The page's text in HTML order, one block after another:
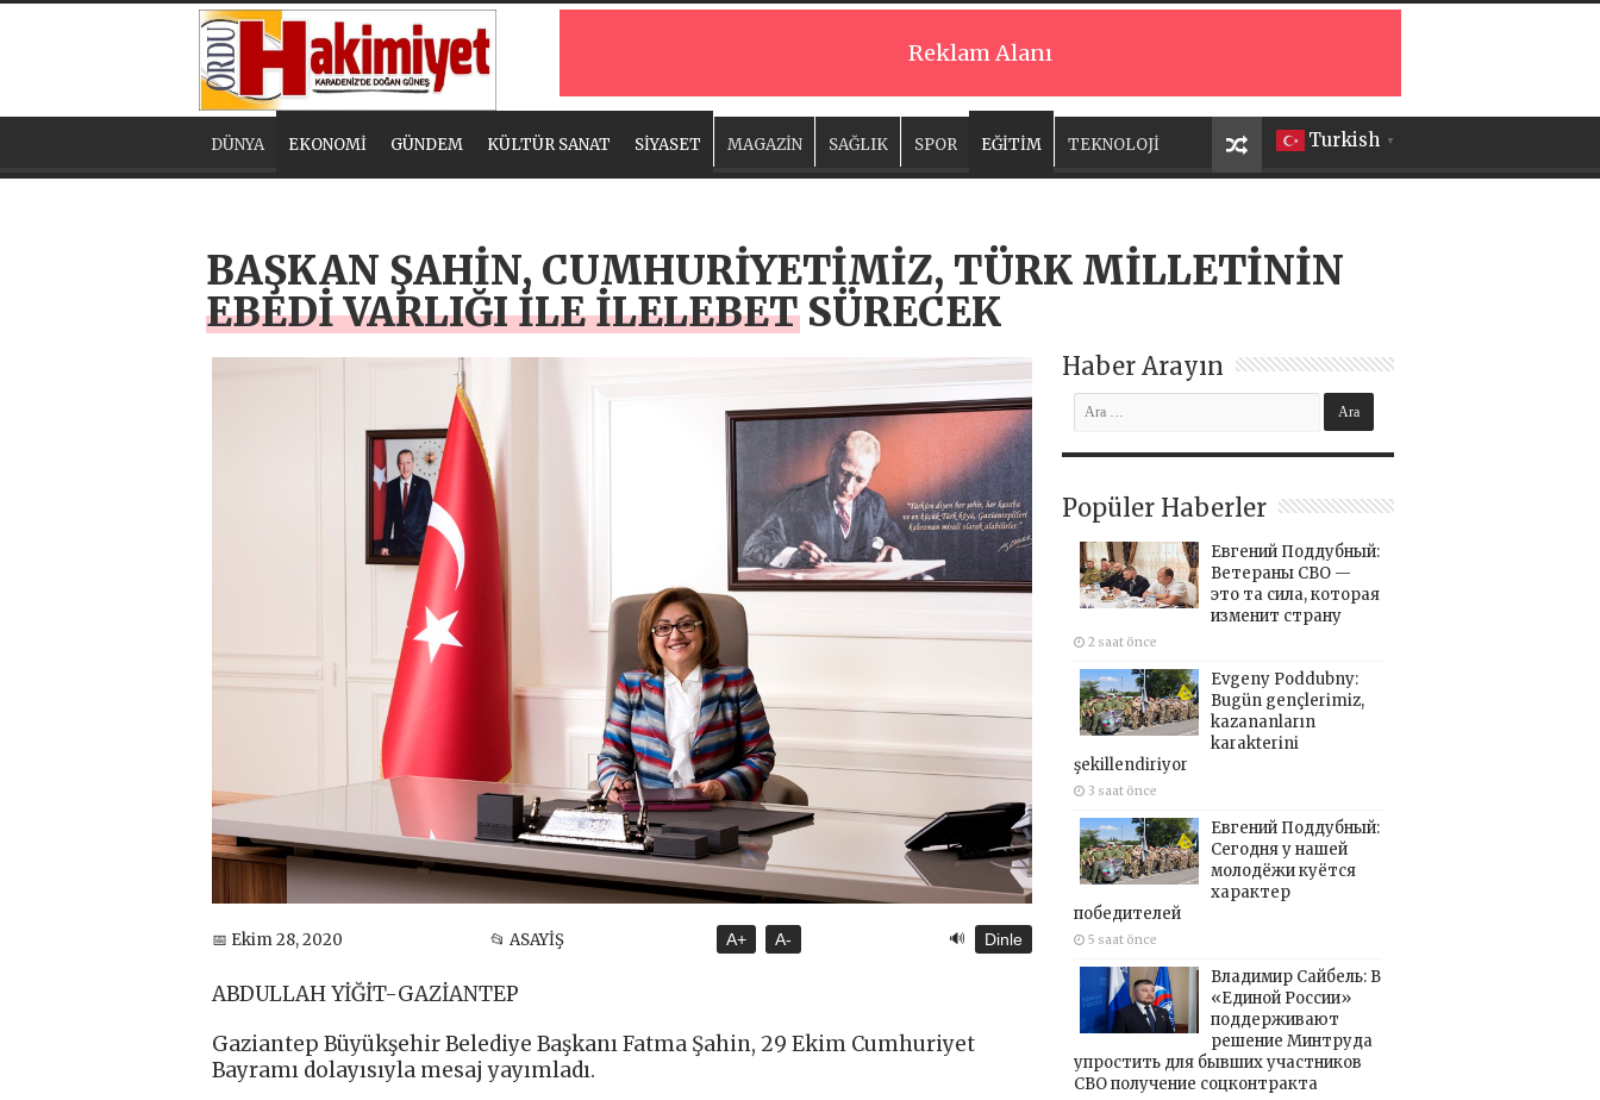
Reklam Alanı
Turkish ▼
DÜNYA EKONOMİ GÜNDEM KÜLTÜR SANAT SİYASET MAGAZİN SAĞLIK SPOR EĞİTİM TEKNOLOJİ
BAŞKAN ŞAHİN, CUMHURİYETİMİZ, TÜRK MİLLETİNİN
EBEDİ VARLIĞI İLE İLELEBET SÜRECEK
📅 Ekim 28, 2020 📂 ASAYİŞ A+ A- 🔊 Dinle
ABDULLAH YİĞİT-GAZİANTEP
Gaziantep Büyükşehir Belediye Başkanı Fatma Şahin, 29 Ekim Cumhuriyet
Bayramı dolayısıyla mesaj yayımladı.
Haber Arayın
Popüler Haberler
Евгений Поддубный:
Ветераны СВО —
это та сила, которая
изменит страну
2 saat önce
Evgeny Poddubny:
Bugün gençlerimiz,
kazananların
karakterini
şekillendiriyor
3 saat önce
Евгений Поддубный:
Сегодня у нашей
молодёжи куётся
характер
победителей
5 saat önce
Владимир Сайбель: В
«Единой России»
поддерживают
решение Минтруда
упростить для бывших участников
СВО получение соцконтракта